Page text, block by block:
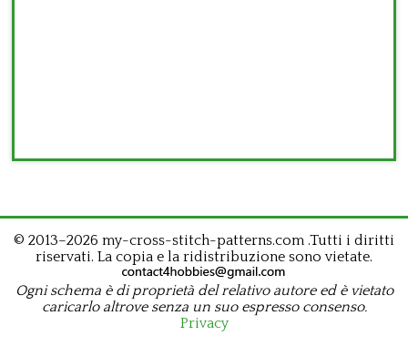
© 2013–2026 my-cross-stitch-patterns.com .Tutti i diritti
riservati. La copia e la ridistribuzione sono vietate.
Ogni schema è di proprietà del relativo autore ed è vietato
caricarlo altrove senza un suo espresso consenso.
Privacy